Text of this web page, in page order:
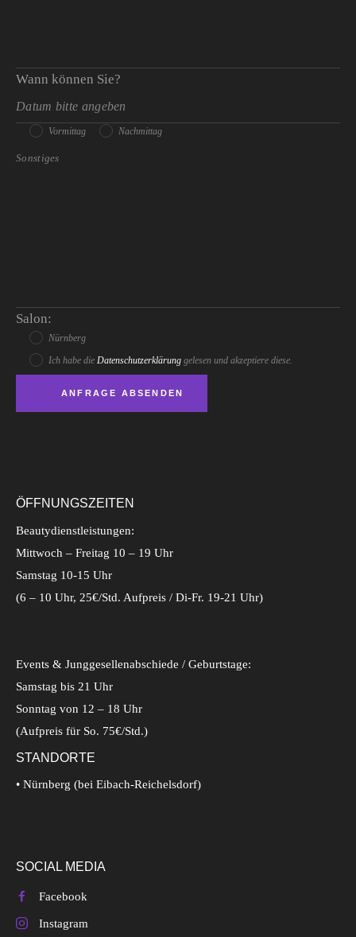
Wann können Sie?
Vormittag Nachmittag
Salon:
Nürnberg
Ich habe die Datenschutzerklärung gelesen und akzeptiere diese.
ÖFFNUNGSZEITEN
Beautydienstleistungen:
Mittwoch – Freitag 10 – 19 Uhr
Samstag 10-15 Uhr
(6 – 10 Uhr, 25€/Std. Aufpreis / Di-Fr. 19-21 Uhr)
Events & Junggesellenabschiede / Geburtstage:
Samstag bis 21 Uhr
Sonntag von 12 – 18 Uhr
(Aufpreis für So. 75€/Std.)
STANDORTE
• Nürnberg (bei Eibach-Reichelsdorf)
SOCIAL MEDIA
Facebook
Instagram